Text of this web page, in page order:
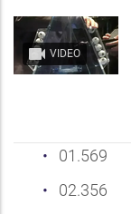
VIDEO
01.569
02.356